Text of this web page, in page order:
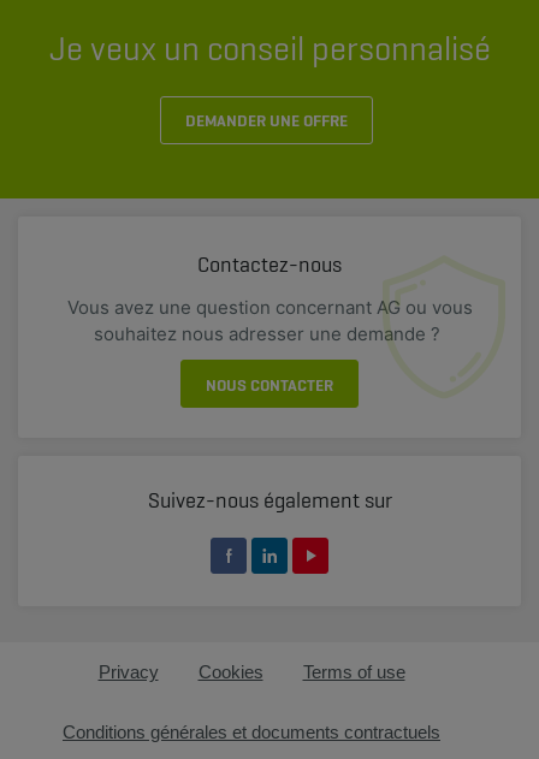
Je veux un conseil personnalisé
DEMANDER UNE OFFRE
Contactez-nous
Vous avez une question concernant AG ou vous
souhaitez nous adresser une demande ?
NOUS CONTACTER
Suivez-nous également sur
Privacy Cookies Terms of use
Conditions générales et documents contractuels